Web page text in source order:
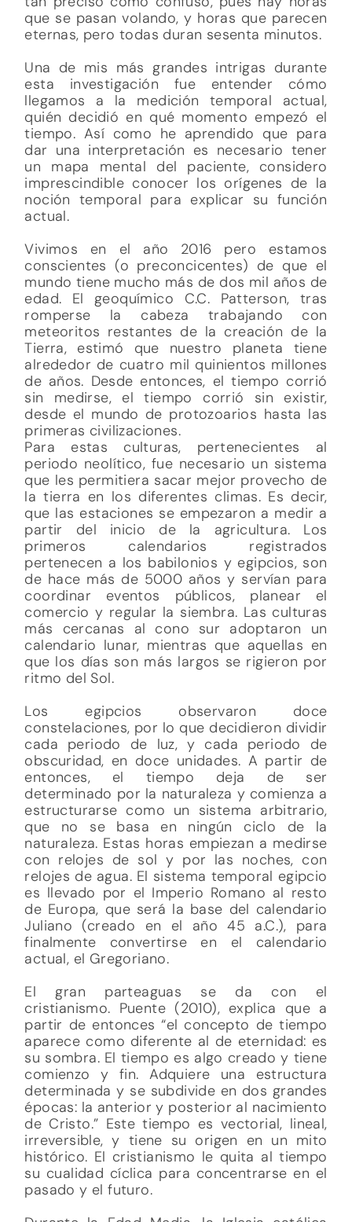
que se pasan volando, y horas que parecen
eternas, pero todas duran sesenta minutos.
Una de mis más grandes intrigas durante
esta investigación fue entender cómo
llegamos a la medición temporal actual,
quién decidió en qué momento empezó el
tiempo. Así como he aprendido que para
dar una interpretación es necesario tener
un mapa mental del paciente, considero
imprescindible conocer los orígenes de la
noción temporal para explicar su función
actual.
Vivimos en el año 2016 pero estamos
conscientes (o preconcicentes) de que el
mundo tiene mucho más de dos mil años de
edad. El geoquímico C.C. Patterson, tras
romperse la cabeza trabajando con
meteoritos restantes de la creación de la
Tierra, estimó que nuestro planeta tiene
alrededor de cuatro mil quinientos millones
de años. Desde entonces, el tiempo corrió
sin medirse, el tiempo corrió sin existir,
desde el mundo de protozoarios hasta las
primeras civilizaciones.
Para estas culturas, pertenecientes al
periodo neolítico, fue necesario un sistema
que les permitiera sacar mejor provecho de
la tierra en los diferentes climas. Es decir,
que las estaciones se empezaron a medir a
partir del inicio de la agricultura. Los
primeros calendarios registrados
pertenecen a los babilonios y egipcios, son
de hace más de 5000 años y servían para
coordinar eventos públicos, planear el
comercio y regular la siembra. Las culturas
más cercanas al cono sur adoptaron un
calendario lunar, mientras que aquellas en
que los días son más largos se rigieron por
ritmo del Sol.
Los egipcios observaron doce
constelaciones, por lo que decidieron dividir
cada periodo de luz, y cada periodo de
obscuridad, en doce unidades. A partir de
entonces, el tiempo deja de ser
determinado por la naturaleza y comienza a
estructurarse como un sistema arbitrario,
que no se basa en ningún ciclo de la
naturaleza. Estas horas empiezan a medirse
con relojes de sol y por las noches, con
relojes de agua. El sistema temporal egipcio
es llevado por el Imperio Romano al resto
de Europa, que será la base del calendario
Juliano (creado en el año 45 a.C.), para
finalmente convertirse en el calendario
actual, el Gregoriano.
El gran parteaguas se da con el
cristianismo. Puente (2010), explica que a
partir de entonces “el concepto de tiempo
aparece como diferente al de eternidad: es
su sombra. El tiempo es algo creado y tiene
comienzo y fin. Adquiere una estructura
determinada y se subdivide en dos grandes
épocas: la anterior y posterior al nacimiento
de Cristo.” Este tiempo es vectorial, lineal,
irreversible, y tiene su origen en un mito
histórico. El cristianismo le quita al tiempo
su cualidad cíclica para concentrarse en el
pasado y el futuro.